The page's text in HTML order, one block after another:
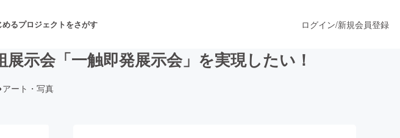
るプロジェクトをさがす ログイン/新規会員登録
示会「一触即発展示会」を実現したい！
アート・写真